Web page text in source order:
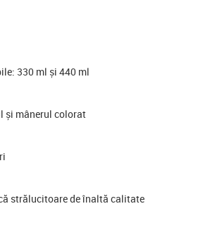
330 ml și 440 ml
și mânerul colorat
strălucitoare de înaltă calitate